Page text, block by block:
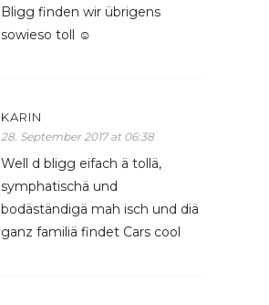
Bligg finden wir übrigens
sowieso toll ☺️
KARIN
28. September 2017 at 06:38
Well d bligg eifach ä tollä,
symphatischä und
bodäständigä mah isch und diä
ganz familiä findet Cars cool